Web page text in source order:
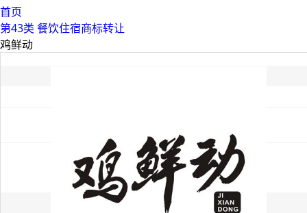
首页
第43类 餐饮住宿商标转让
鸡鲜动